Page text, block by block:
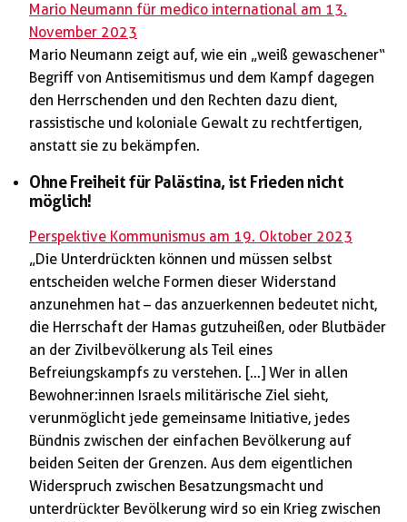
Mario Neumann für medico international am 13.
November 2023
Mario Neumann zeigt auf, wie ein „weiß gewaschener“
Begriff von Antisemitismus und dem Kampf dagegen
den Herrschenden und den Rechten dazu dient,
rassistische und koloniale Gewalt zu rechtfertigen,
anstatt sie zu bekämpfen.
Ohne Freiheit für Palästina, ist Frieden nicht
möglich!
Perspektive Kommunismus am 19. Oktober 2023
„Die Unterdrückten können und müssen selbst
entscheiden welche Formen dieser Widerstand
anzunehmen hat – das anzuerkennen bedeutet nicht,
die Herrschaft der Hamas gutzuheißen, oder Blutbäder
an der Zivilbevölkerung als Teil eines
Befreiungskampfs zu verstehen. […] Wer in allen
Bewohner:innen Israels militärische Ziel sieht,
verunmöglicht jede gemeinsame Initiative, jedes
Bündnis zwischen der einfachen Bevölkerung auf
beiden Seiten der Grenzen. Aus dem eigentlichen
Widerspruch zwischen Besatzungsmacht und
unterdrückter Bevölkerung wird so ein Krieg zwischen